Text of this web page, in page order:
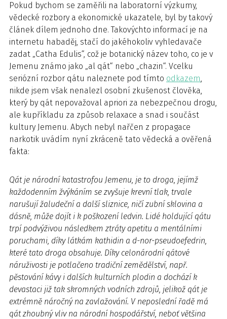
Pokud bychom se zaměřili na laboratorní výzkumy,
vědecké rozbory a ekonomické ukazatele, byl by takový
článek dílem jednoho dne. Takovýchto informací je na
internetu habaděj, stačí do jakéhokoliv vyhledavače
zadat „Catha Edulis“, což je botanický název toho, co je v
Jemenu známo jako „al qát“ nebo „chazin“. Vcelku
seriózní rozbor qátu naleznete pod tímto odkazem,
nikde jsem však nenalezl osobní zkušenost člověka,
který by qát nepovažoval apriori za nebezpečnou drogu,
ale kupříkladu za způsob relaxace a snad i součást
kultury Jemenu. Abych nebyl nařčen z propagace
narkotik uvádím nyní zkráceně tato vědecká a ověřená
fakta:
Qát je národní katastrofou Jemenu, je to droga, jejímž
každodenním žvýkáním se zvyšuje krevní tlak, trvale
narušují žaludeční a další sliznice, ničí zubní sklovina a
dásně, může dojít i k poškození ledvin. Lidé holdující qátu
trpí podvýživou následkem ztráty apetitu a mentálními
poruchami, díky látkám kathidin a d-nor-pseudoefedrin,
které tato droga obsahuje. Díky celonárodní qátové
náruživosti je potlačeno tradiční zemědělství, např.
pěstování kávy i dalších kulturních plodin a dochází k
devastaci již tak skromných vodních zdrojů, jelikož qát je
extrémně náročný na zavlažování. V neposlední řadě má
qát zhoubný vliv na národní hospodářství, neboť většina